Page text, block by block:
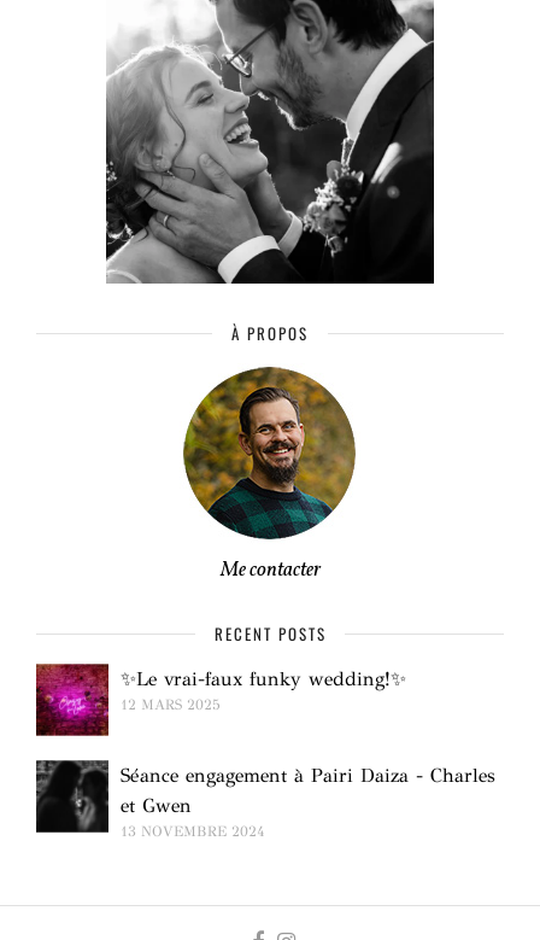
À PROPOS
Me contacter
RECENT POSTS
✨Le vrai-faux funky wedding!✨
12 MARS 2025
Séance engagement à Pairi Daiza - Charles
et Gwen
13 NOVEMBRE 2024